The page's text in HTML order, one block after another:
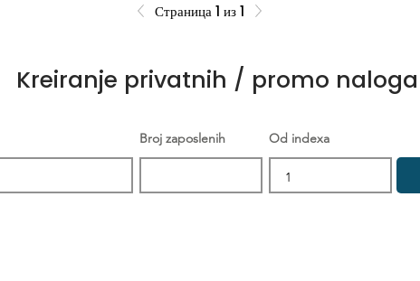
Sonja Broćeta
Страница 1 из 1
Kreiranje privatnih / promo naloga
Broj zaposlenih Od indexa